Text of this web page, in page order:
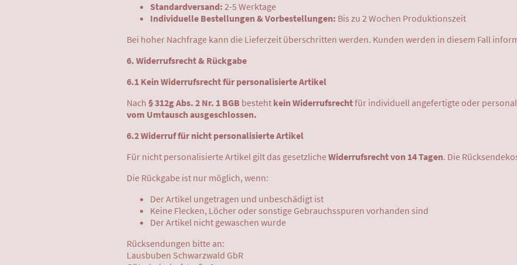
Standardversand: 2-5 Werktage
Individuelle Bestellungen & Vorbestellungen: Bis zu 2 Wochen Produktionszeit
Bei hoher Nachfrage kann die Lieferzeit überschritten werden. Kunden werden in diesem Fall
6. Widerrufsrecht & Rückgabe
6.1 Kein Widerrufsrecht für personalisierte Artikel
Nach § 312g Abs. 2 Nr. 1 BGB besteht kein Widerrufsrechtfür individuell angefertigte oder
vom Umtausch ausgeschlossen.
6.2 Widerruf für nicht personalisierte Artikel
Für nicht personalisierte Artikel gilt das gesetzlicheWiderrufsrecht von 14 Tagen. Die
Die Rückgabe ist nur möglich, wenn:
Der Artikel ungetragen und unbeschädigt ist
Keine Flecken, Löcher oder sonstige Gebrauchsspuren vorhanden sind
Der Artikel nicht gewaschen wurde
Rücksendungen bitte an:
Lausbuben Schwarzwald GbR